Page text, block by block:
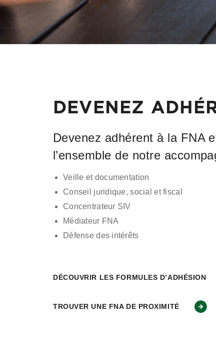
DEVENEZ
Devenez adhérent à la FNA
l’ensemble de notre
Veille et documentation
Conseil juridique, social et fiscal
Concentrateur SIV
Médiateur FNA
Défense des intérêts
DÉCOUVRIR LES FORMULES D’ADHÉSION
TROUVER UNE FNA DE PROXIMITÉ